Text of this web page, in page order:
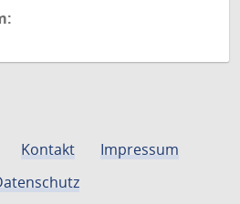
Kontakt
Impressum